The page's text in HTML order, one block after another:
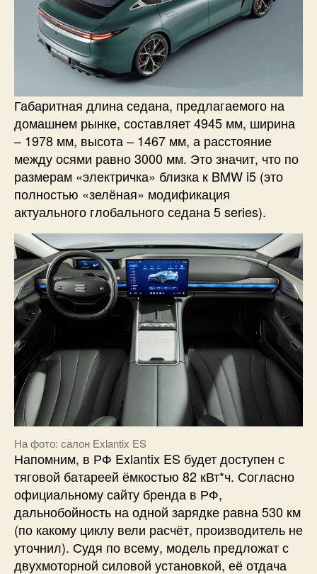
Габаритная длина седана, предлагаемого на
домашнем рынке, составляет 4945 мм, ширина
– 1978 мм, высота – 1467 мм, а расстояние
между осями равно 3000 мм. Это значит, что по
размерам «электричка» близка к BMW i5 (это
полностью «зелёная» модификация
актуального глобального седана 5 series).
На фото: салон Exlantix ES
Напомним, в РФ Exlantix ES будет доступен с
тяговой батареей ёмкостью 82 кВт*ч. Согласно
официальному сайту бренда в РФ,
дальнобойность на одной зарядке равна 530 км
(по какому циклу вели расчёт, производитель не
уточнил). Судя по всему, модель предложат с
двухмоторной силовой установкой, её отдача